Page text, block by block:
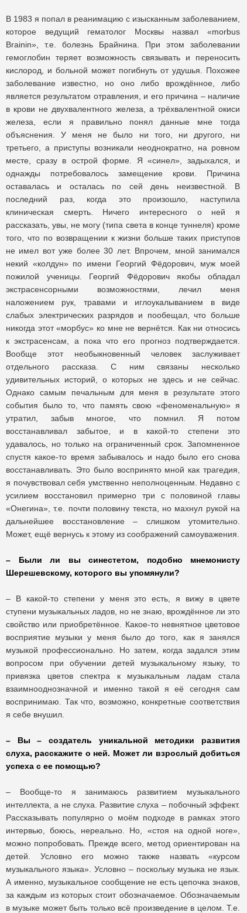
В 1983 я попал в реанимацию с изысканным заболеванием,
которое ведущий гематолог Москвы назвал «morbus
Brainin», т.е. болезнь Брайнина. При этом заболевании
гемоглобин теряет возможность связывать и переносить
кислород, и больной может погибнуть от удушья. Похожее
заболевание известно, но оно либо врождённое, либо
является результатом отравления, и его причина – наличие
в крови не двухвалентного железа, а трёхвалентной окиси
железа, если я правильно понял данные мне тогда
объяснения. У меня не было ни того, ни другого, ни
третьего, а приступы возникали неоднократно, на ровном
месте, сразу в острой форме. Я «синел», задыхался, и
однажды потребовалось замещение крови. Причина
оставалась и осталась по сей день неизвестной. В
последний раз, когда это произошло, наступила
клиническая смерть. Ничего интересного о ней я
рассказать, увы, не могу (типа света в конце туннеля) кроме
того, что по возвращении к жизни больше таких приступов
не имел вот уже более 30 лет. Впрочем, мной занимался
некий «колдун» по имени Георгий Фёдорович, муж моей
пожилой ученицы. Георгий Фёдорович якобы обладал
экстрасенсорными возможностями, лечил меня
наложением рук, травами и иглоукалыванием в виде
слабых электрических разрядов и пообещал, что больше
никогда этот «морбус» ко мне не вернётся. Как ни относись
к экстрасенсам, а пока что его прогноз подтверждается.
Вообще этот необыкновенный человек заслуживает
отдельного рассказа. С ним связаны несколько
удивительных историй, о которых не здесь и не сейчас.
Однако самым печальным для меня в результате этого
события было то, что память свою «феноменальную» я
утратил, забыв многое, что помнил. Я потом
восстанавливал забытое, и в какой-то степени это
удавалось, но только на ограниченный срок. Запомненное
спустя какое-то время забывалось и надо было его снова
восстанавливать. Это было воспринято мной как трагедия,
я почувствовал себя умственно неполноценным. Недавно с
усилием восстановил примерно три с половиной главы
«Онегина», т.е. почти половину текста, но махнул рукой на
дальнейшее восстановление – слишком утомительно.
Может, ещё вернусь к этому из соображений самоуважения.
– Были ли вы синестетом, подобно мнемонисту
Шерешевскому, которого вы упомянули?
– В какой-то степени у меня это есть, я вижу в цвете
ступени музыкальных ладов, но не знаю, врождённое ли это
свойство или приобретённое. Какое-то невнятное цветовое
восприятие музыки у меня было до того, как я занялся
музыкой профессионально. Но затем, когда задался этим
вопросом при обучении детей музыкальному языку, то
привязка цветов спектра к музыкальным ладам стала
взаимнооднозначной и именно такой я её сегодня сам
воспринимаю. Так что, возможно, конкретные соответствия
я себе внушил.
– Вы – создатель уникальной методики развития
слуха, расскажите о ней. Может ли взрослый добиться
успеха с ее помощью?
– Вообще-то я занимаюсь развитием музыкального
интеллекта, а не слуха. Развитие слуха – побочный эффект.
Рассказывать популярно о моём подходе в рамках этого
интервью, боюсь, нереально. Но, «стоя на одной ноге»,
можно попробовать. Прежде всего, метод ориентирован на
детей. Условно его можно также назвать «курсом
музыкального языка». Условно – поскольку музыка не язык.
А именно, музыкальное сообщение не есть цепочка знаков,
за каждым из которых стоит обозначаемое. Обозначаемым
в музыке может быть только всё произведение в целом. Т.е.